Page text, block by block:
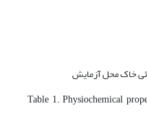
Table 1. Physiochemical